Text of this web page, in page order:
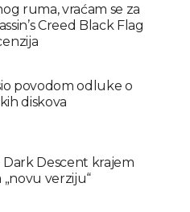
ruma, vraćam se za
Creed Black Flag
povodom odluke o
diskova
Dark Descent krajem
verziju“